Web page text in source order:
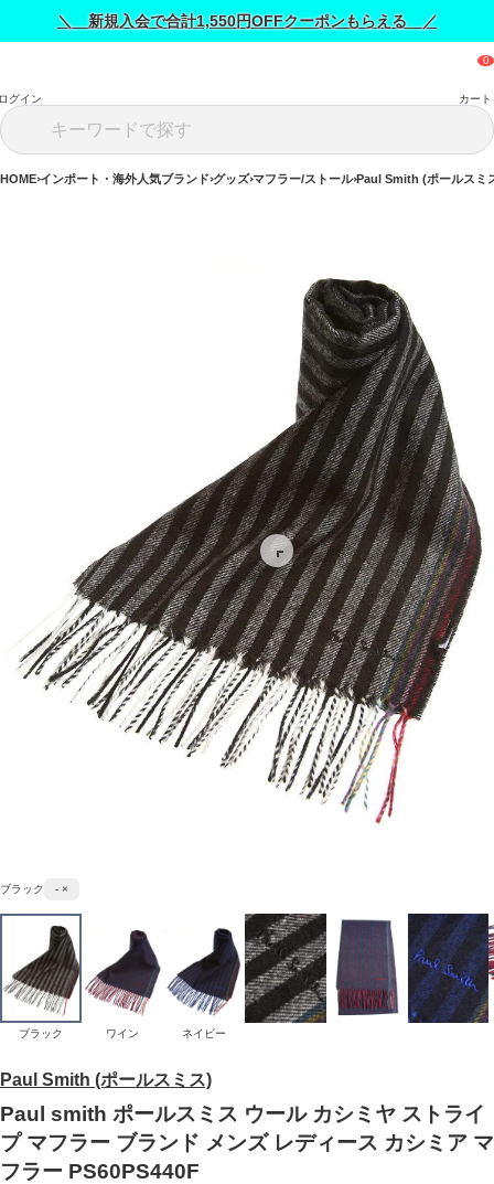
＼ 新規入会で合計1,550円OFFクーポンもらえる ／
グイン カート
HOME インポート・海外人気ブランド グッズ マフラー/ストール Paul Smith (ポールスミ
Paul Smith (ポールスミス)
Paul smith ポールスミス ウール カシミヤ ストライ
プ マフラー ブランド メンズ レディース カシミア マ
フラー PS60PS440F
ブラック - ×
ブラック ワイン ネイビー